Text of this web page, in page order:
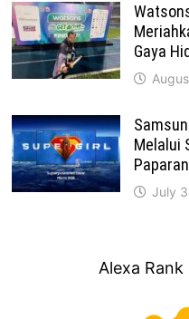
Gaya
Melalui
July
Alexa